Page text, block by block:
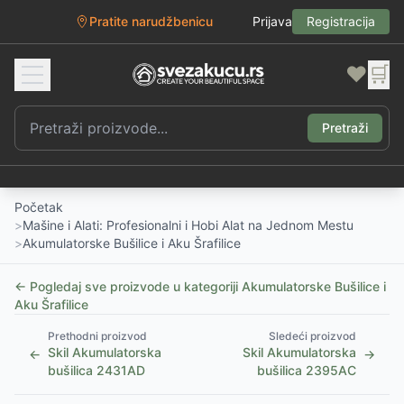
Pratite narudžbenicu Prijava Registracija
❤️ 🛒
Pretraži
Početak
>Mašine i Alati: Profesionalni i Hobi Alat na Jednom Mestu
>Akumulatorske Bušilice i Aku Šrafilice
← Pogledaj sve proizvode u kategoriji Akumulatorske Bušilice i
Aku Šrafilice
←
Prethodni proizvod
Skil Akumulatorska
bušilica 2431AD
Sledeći proizvod
Skil Akumulatorska
bušilica 2395AC
→